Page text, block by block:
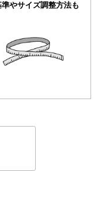
準やサイズ調整方法も